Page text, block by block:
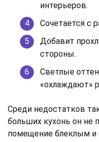
интерьеров.
Сочетается с
Добавит
стороны.
Светлые
«охлаждают»
Среди недостатков
больших кухонь он не
помещение блеклым